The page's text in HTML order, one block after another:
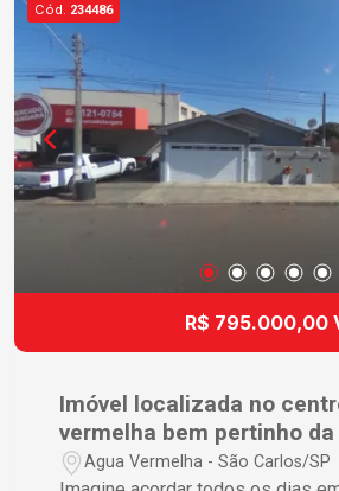
Cód. 234486
R$ 795.000,00
Imóvel localizada no
vermelha bem pertinho da
Agua Vermelha - São Carlos/SP